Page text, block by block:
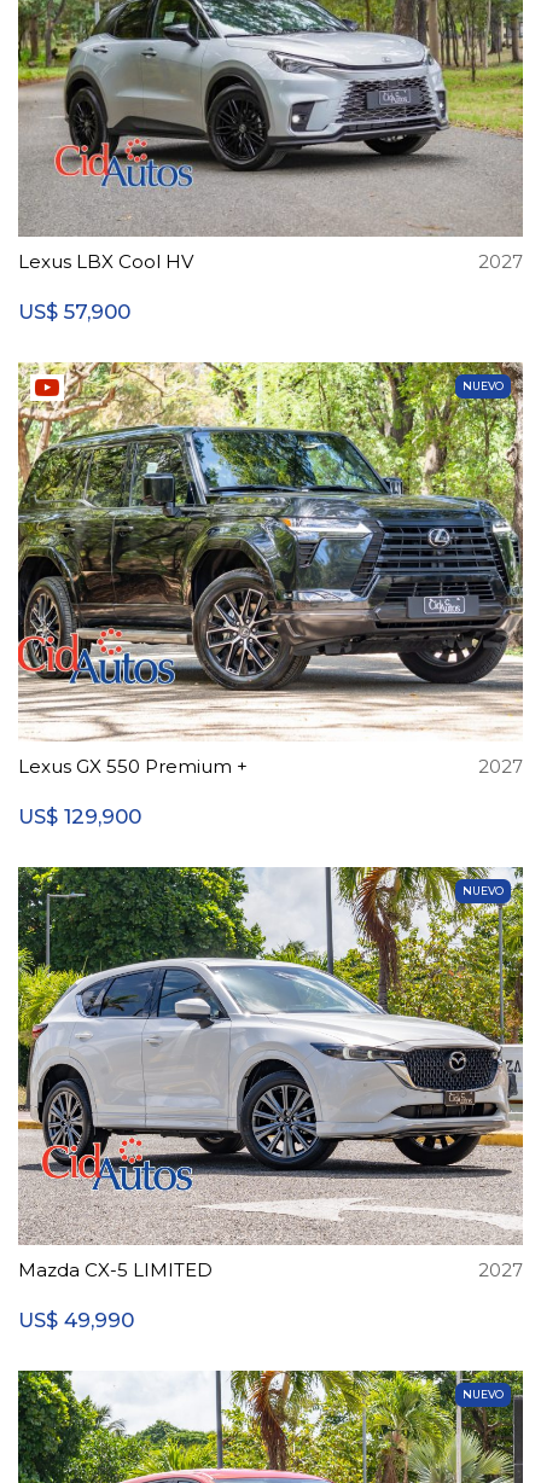
Lexus LBX Cool HV 2027
US$ 57,900
NUEVO
Lexus GX 550 Premium + 2027
US$ 129,900
NUEVO
Mazda CX-5 LIMITED 2027
US$ 49,990
NUEVO